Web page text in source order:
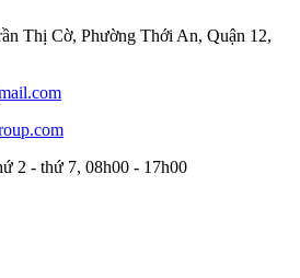
Thị Cờ, Phường Thới An, Quận 12,
2 - thứ 7, 08h00 - 17h00